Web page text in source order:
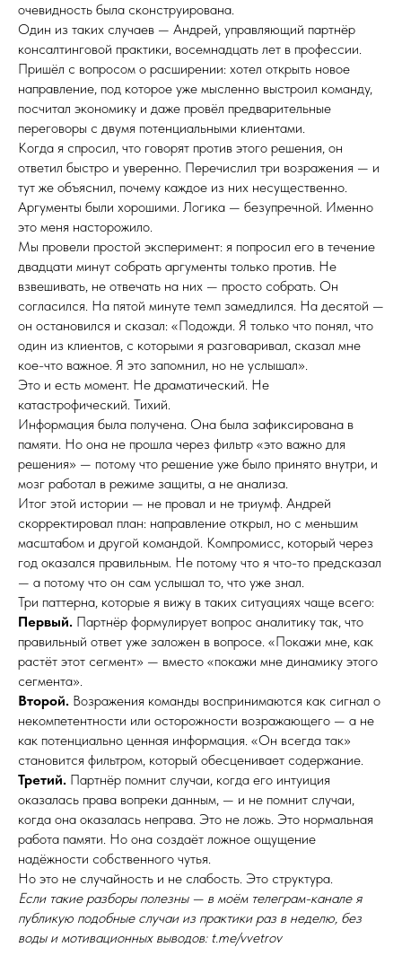
очевидность была сконструирована.
Один из таких случаев — Андрей, управляющий партнёр
консалтинговой практики, восемнадцать лет в профессии.
Пришёл с вопросом о расширении: хотел открыть новое
направление, под которое уже мысленно выстроил команду,
посчитал экономику и даже провёл предварительные
переговоры с двумя потенциальными клиентами.
Когда я спросил, что говорят против этого решения, он
ответил быстро и уверенно. Перечислил три возражения — и
тут же объяснил, почему каждое из них несущественно.
Аргументы были хорошими. Логика — безупречной. Именно
это меня насторожило.
Мы провели простой эксперимент: я попросил его в течение
двадцати минут собрать аргументы только против. Не
взвешивать, не отвечать на них — просто собрать. Он
согласился. На пятой минуте темп замедлился. На десятой —
он остановился и сказал: «Подожди. Я только что понял, что
один из клиентов, с которыми я разговаривал, сказал мне
кое-что важное. Я это запомнил, но не услышал».
Это и есть момент. Не драматический. Не
катастрофический. Тихий.
Информация была получена. Она была зафиксирована в
памяти. Но она не прошла через фильтр «это важно для
решения» — потому что решение уже было принято внутри, и
мозг работал в режиме защиты, а не анализа.
Итог этой истории — не провал и не триумф. Андрей
скорректировал план: направление открыл, но с меньшим
масштабом и другой командой. Компромисс, который через
год оказался правильным. Не потому что я что-то предсказал
— а потому что он сам услышал то, что уже знал.
Три паттерна, которые я вижу в таких ситуациях чаще всего:
Первый. Партнёр формулирует вопрос аналитику так, что
правильный ответ уже заложен в вопросе. «Покажи мне, как
растёт этот сегмент» — вместо «покажи мне динамику этого
сегмента».
Второй. Возражения команды воспринимаются как сигнал о
некомпетентности или осторожности возражающего — а не
как потенциально ценная информация. «Он всегда так»
становится фильтром, который обесценивает содержание.
Третий. Партнёр помнит случаи, когда его интуиция
оказалась права вопреки данным, — и не помнит случаи,
когда она оказалась неправа. Это не ложь. Это нормальная
работа памяти. Но она создаёт ложное ощущение
надёжности собственного чутья.
Но это не случайность и не слабость. Это структура.
Если такие разборы полезны — в моём телеграм-канале я
публикую подобные случаи из практики раз в неделю, без
воды и мотивационных выводов: t.me/vvetrov